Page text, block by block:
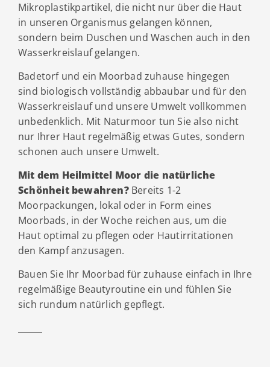
Mikroplastikpartikel, die nicht nur über die Haut
in unseren Organismus gelangen können,
sondern beim Duschen und Waschen auch in den
Wasserkreislauf gelangen.
Badetorf und ein Moorbad zuhause hingegen
sind biologisch vollständig abbaubar und für den
Wasserkreislauf und unsere Umwelt vollkommen
unbedenklich. Mit Naturmoor tun Sie also nicht
nur Ihrer Haut regelmäßig etwas Gutes, sondern
schonen auch unsere Umwelt.
Mit dem Heilmittel Moor die natürliche
Schönheit bewahren?Bereits 1-2
Moorpackungen, lokal oder in Form eines
Moorbads, in der Woche reichen aus, um die
Haut optimal zu pflegen oder Hautirritationen
den Kampf anzusagen.
Bauen Sie Ihr Moorbad für zuhause einfach in Ihre
regelmäßige Beautyroutine ein und fühlen Sie
sich rundum natürlich gepflegt.